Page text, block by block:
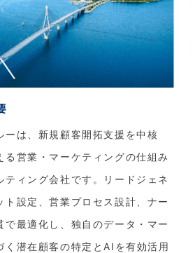
ーは、新規顧客開拓支援を中核
る営業・マーケティングの仕組み
ティング会社です。リードジェネ
ト設定、営業プロセス設計、ナー
で最適化し、独自のデータ・マー
く潜在顧客の特定とAIを有効活用